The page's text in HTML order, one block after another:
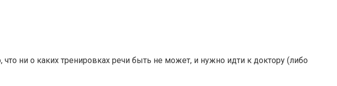
ни о каких тренировках речи быть не может, и нужно идти к доктору (либо